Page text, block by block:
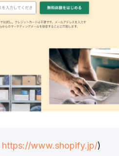
https://www.shopify.jp/)